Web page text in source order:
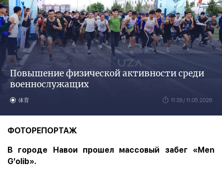
Повышение физической активности среди
военнослужащих
体育 11:39 / 11.05.2026
ФОТОРЕПОРТАЖ
В городе Навои прошел массовый забег «Мen
G’olib».